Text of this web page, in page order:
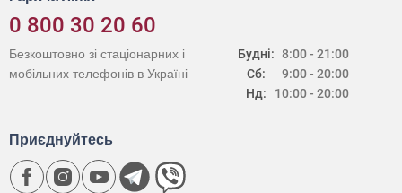
0 800 30 20 60
Будні:
Сб:
Нд:
8:00 - 21:00
9:00 - 20:00
10:00 - 20:00
Безкоштовно зі стаціонарних і
мобільних телефонів в Україні
Приєднуйтесь